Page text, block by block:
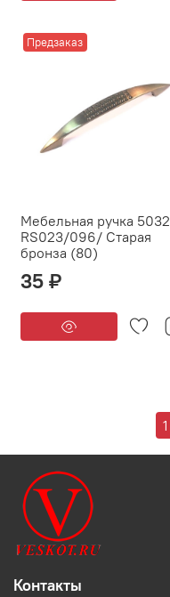
Предзаказ
Мебельная ручка 5032
RS023/096/ Старая
бронза (80)
35 ₽
1
Контакты